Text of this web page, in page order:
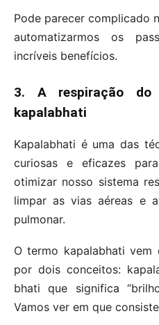
Pode parecer complicado
automatizarmos os
incríveis benefícios.
3. A respiração do
kapalabhati
Kapalabhati é uma das
curiosas e eficazes
otimizar nosso sistema
limpar as vias aéreas e
pulmonar.
O termo kapalabhati
por dois conceitos:
bhati que significa
Vamos ver em que